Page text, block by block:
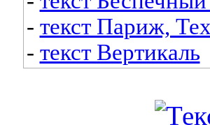
- текст Париж,
- текст Вертикаль